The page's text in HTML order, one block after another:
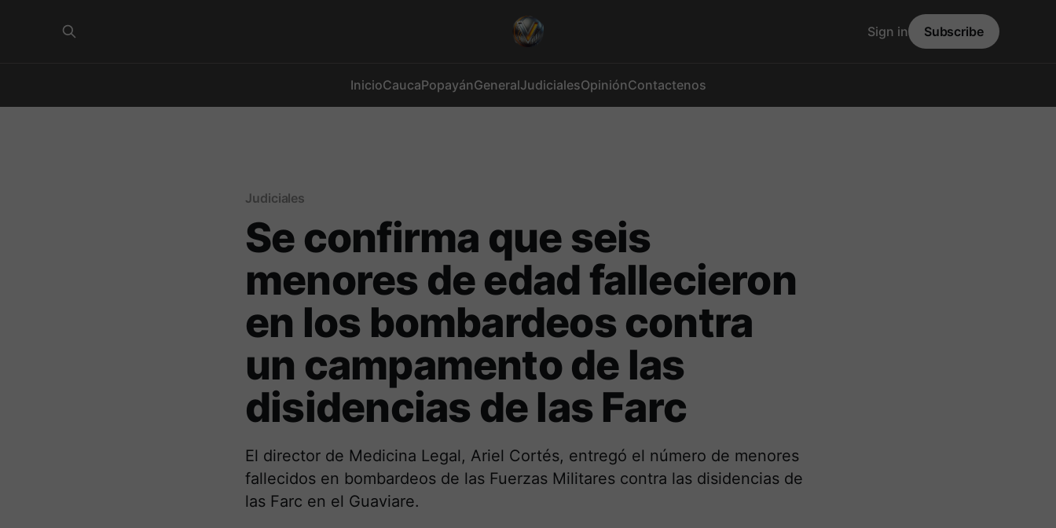
InicioCaucaPopayánGeneralJudicialesOpiniónContactenos
Sign in Subscribe
Judiciales
Se confirma que seis
menores de edad fallecieron
en los bombardeos contra
un campamento de las
disidencias de las Farc
El director de Medicina Legal, Ariel Cortés, entregó el número de menores
fallecidos en bombardeos de las Fuerzas Militares contra las disidencias de
las Farc en el Guaviare.